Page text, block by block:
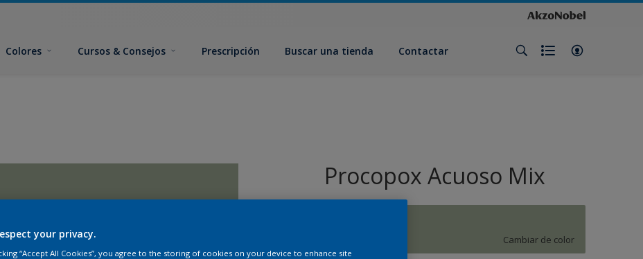
Colores Cursos & Consejos Prescripción Buscar una tienda Contactar
Procopox Acuoso Mix
Cambiar de color
your privacy.
“Accept All Cookies”, you agree to the storing of cookies on your device to enhance site